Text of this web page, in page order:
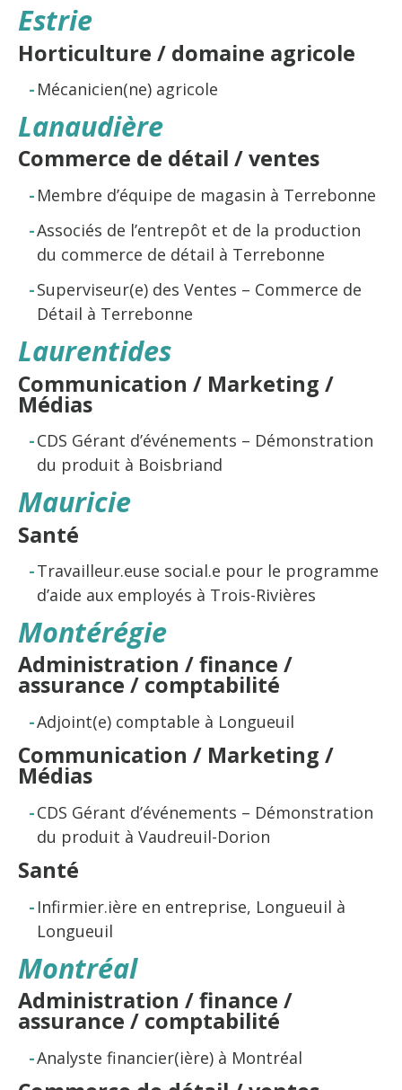
Estrie
Horticulture / domaine agricole
Mécanicien(ne) agricole
Lanaudière
Commerce de détail / ventes
Membre d’équipe de magasin à Terrebonne
Associés de l’entrepôt et de la production
du commerce de détail à Terrebonne
Superviseur(e) des Ventes – Commerce de
Détail à Terrebonne
Laurentides
Communication / Marketing /
Médias
CDS Gérant d’événements – Démonstration
du produit à Boisbriand
Mauricie
Santé
Travailleur.euse social.e pour le programme
d’aide aux employés à Trois-Rivières
Montérégie
Administration / finance /
assurance / comptabilité
Adjoint(e) comptable à Longueuil
Communication / Marketing /
Médias
CDS Gérant d’événements – Démonstration
du produit à Vaudreuil-Dorion
Santé
Infirmier.ière en entreprise, Longueuil à
Longueuil
Montréal
Administration / finance /
assurance / comptabilité
Analyste financier(ière) à Montréal